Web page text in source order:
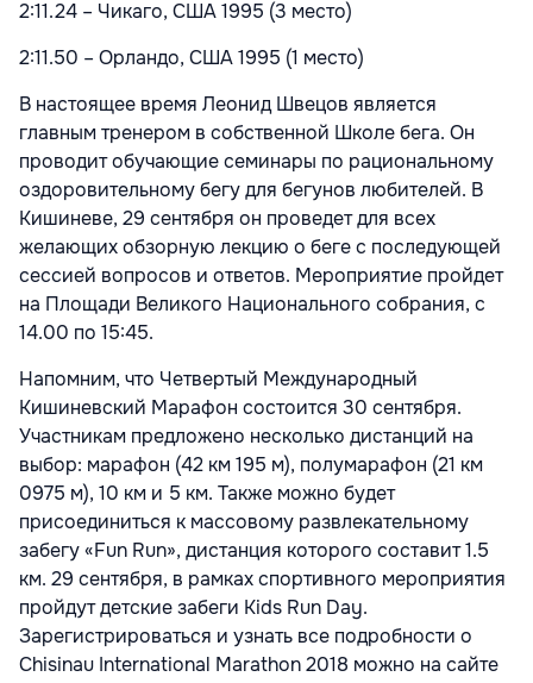
2:11.24 – Чикаго, США 1995 (3 место)
2:11.50 – Орландо, США 1995 (1 место)
В настоящее время Леонид Швецов является
главным тренером в собственной Школе бега. Он
проводит обучающие семинары по рациональному
оздоровительному бегу для бегунов любителей. В
Кишиневе, 29 сентября он проведет для всех
желающих обзорную лекцию о беге с последующей
сессией вопросов и ответов. Мероприятие пройдет
на Площади Великого Национального собрания, с
14.00 по 15:45.
Напомним, что Четвертый Международный
Кишиневский Марафон состоится 30 сентября.
Участникам предложено несколько дистанций на
выбор: марафон (42 км 195 м), полумарафон (21 км
0975 м), 10 км и 5 км. Также можно будет
присоединиться к массовому развлекательному
забегу «Fun Run», дистанция которого составит 1.5
км. 29 сентября, в рамках спортивного мероприятия
пройдут детские забеги Kids Run Day.
Зарегистрироваться и узнать все подробности о
Chisinau International Marathon 2018 можно на сайте